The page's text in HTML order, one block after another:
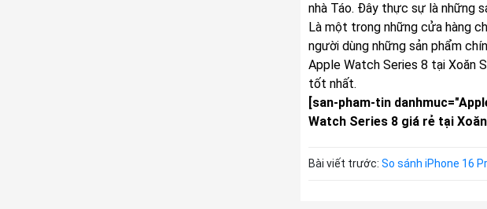
nhà Táo. Đây thực sự là những
Là một trong những cửa hàng
người dùng những sản phẩm
Apple Watch Series 8 tại Xoăn
tốt nhất.
[san-pham-tin
Watch Series 8 giá rẻ tại
Bài viết trước: So sánh iPhone 16